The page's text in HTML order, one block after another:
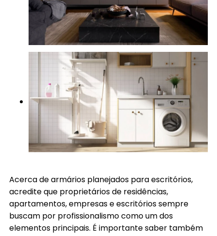
Acerca de armários planejados para escritórios,
acredite que proprietários de residências,
apartamentos, empresas e escritórios sempre
buscam por profissionalismo como um dos
elementos principais. É importante saber também